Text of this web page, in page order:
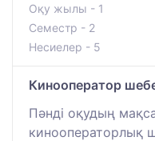
Оқу жылы - 1
Семестр - 2
Несиелер - 5
Кинооператор
Пәнді оқудың
кинооператорлық